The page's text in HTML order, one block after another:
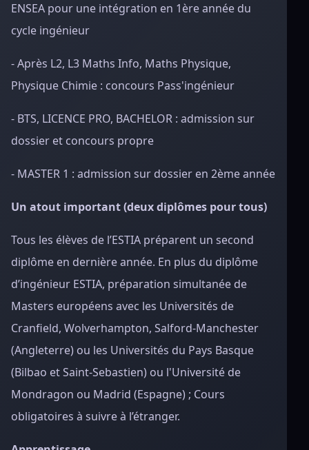
ENSEA pour une intégration en 1ère année du
cycle ingénieur
- Après L2, L3 Maths Info, Maths Physique,
Physique Chimie : concours Pass'ingénieur
- BTS, LICENCE PRO, BACHELOR : admission sur
dossier et concours propre
- MASTER 1 : admission sur dossier en 2ème année
Un atout important (deux diplômes pour tous)
Tous les élèves de l’ESTIA préparent un second
diplôme en dernière année. En plus du diplôme
d’ingénieur ESTIA, préparation simultanée de
Masters européens avec les Universités de
Cranfield, Wolverhampton, Salford-Manchester
(Angleterre) ou les Universités du Pays Basque
(Bilbao et Saint-Sebastien) ou l'Université de
Mondragon ou Madrid (Espagne) ; Cours
obligatoires à suivre à l’étranger.